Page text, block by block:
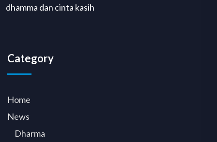
dhamma dan cinta kasih
Category
Home
News
Dharma